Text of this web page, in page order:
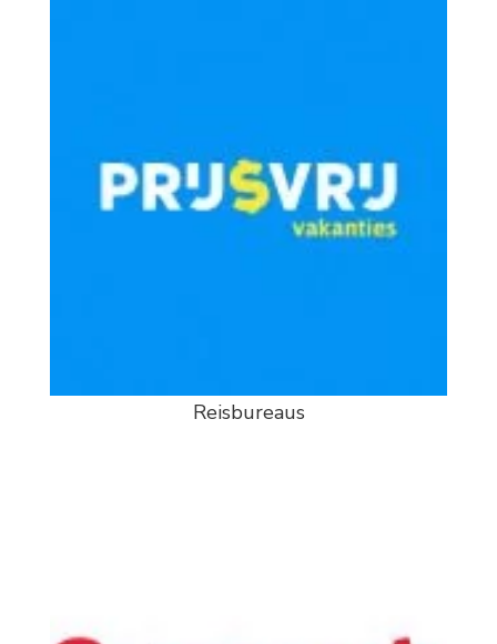
Reisbureaus